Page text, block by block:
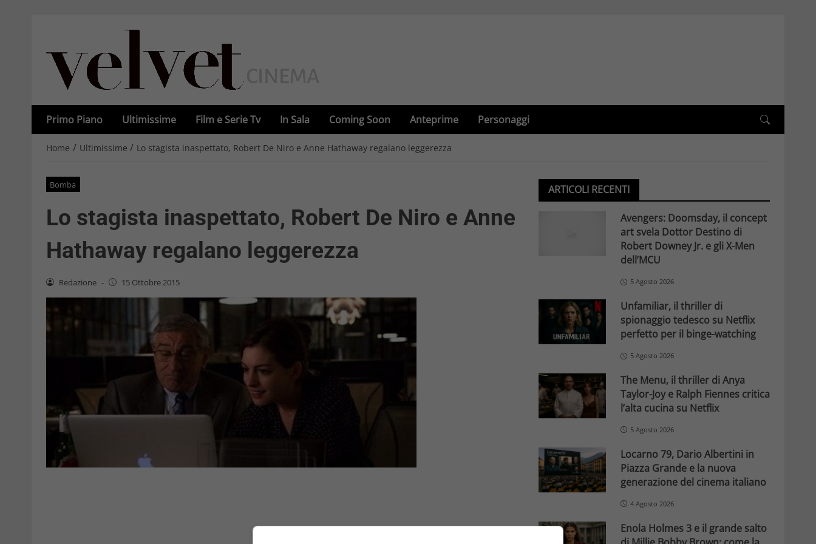
Primo Piano Ultimissime Film e Serie Tv In Sala Coming Soon Anteprime Personaggi
Home / Ultimissime / Lo stagista inaspettato, Robert De Niro e Anne Hathaway regalano leggerezza
Bomba
Lo stagista inaspettato, Robert De Niro e Anne
Hathaway regalano leggerezza
Redazione - 15 Ottobre 2015
ARTICOLI RECENTI
Avengers: Doomsday, il concept
art svela Dottor Destino di
Robert Downey Jr. e gli X-Men
dell’MCU
5 Agosto 2026
Unfamiliar, il thriller di
spionaggio tedesco su Netflix
perfetto per il binge-watching
5 Agosto 2026
The Menu, il thriller di Anya
Taylor-Joy e Ralph Fiennes critica
l’alta cucina su Netflix
5 Agosto 2026
Locarno 79, Dario Albertini in
Piazza Grande e la nuova
generazione del cinema italiano
4 Agosto 2026
Enola Holmes 3 e il grande salto